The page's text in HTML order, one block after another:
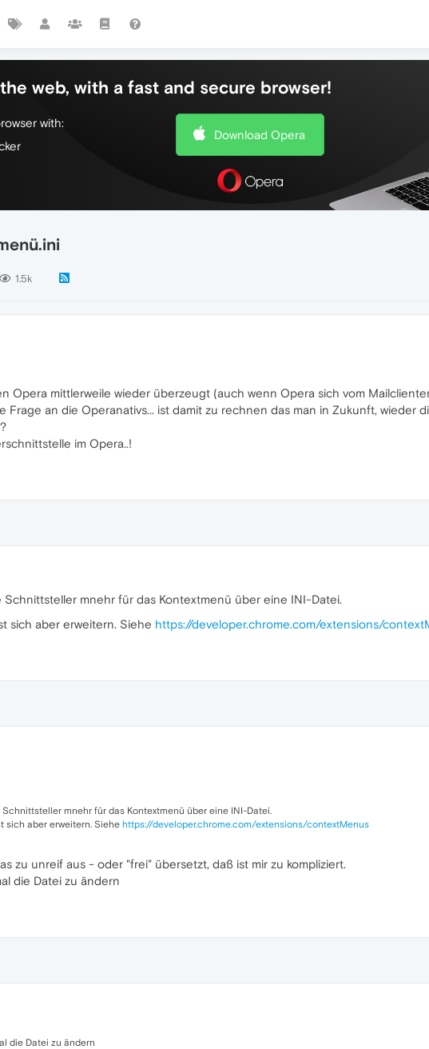
web, with a fast and secure browser!
with:
Download Opera
1.5k
Opera mittlerweile wieder überzeugt (auch wenn Opera sich vom
Frage an die Operanativs... ist damit zu rechnen das man in Zukunft, wieder
im Opera..!
Schnittsteller mnehr für das Kontextmenü über eine INI-Datei.
sich aber erweitern. Siehe https://developer.chrome.com/extensions/
mnehr für das Kontextmenü über eine INI-Datei.
sich aber erweitern. Siehe https://developer.chrome.com/extensions/contextMenus
zu unreif aus - oder "frei" übersetzt, daß ist mir zu kompliziert.
die Datei zu ändern
die Datei zu ändern